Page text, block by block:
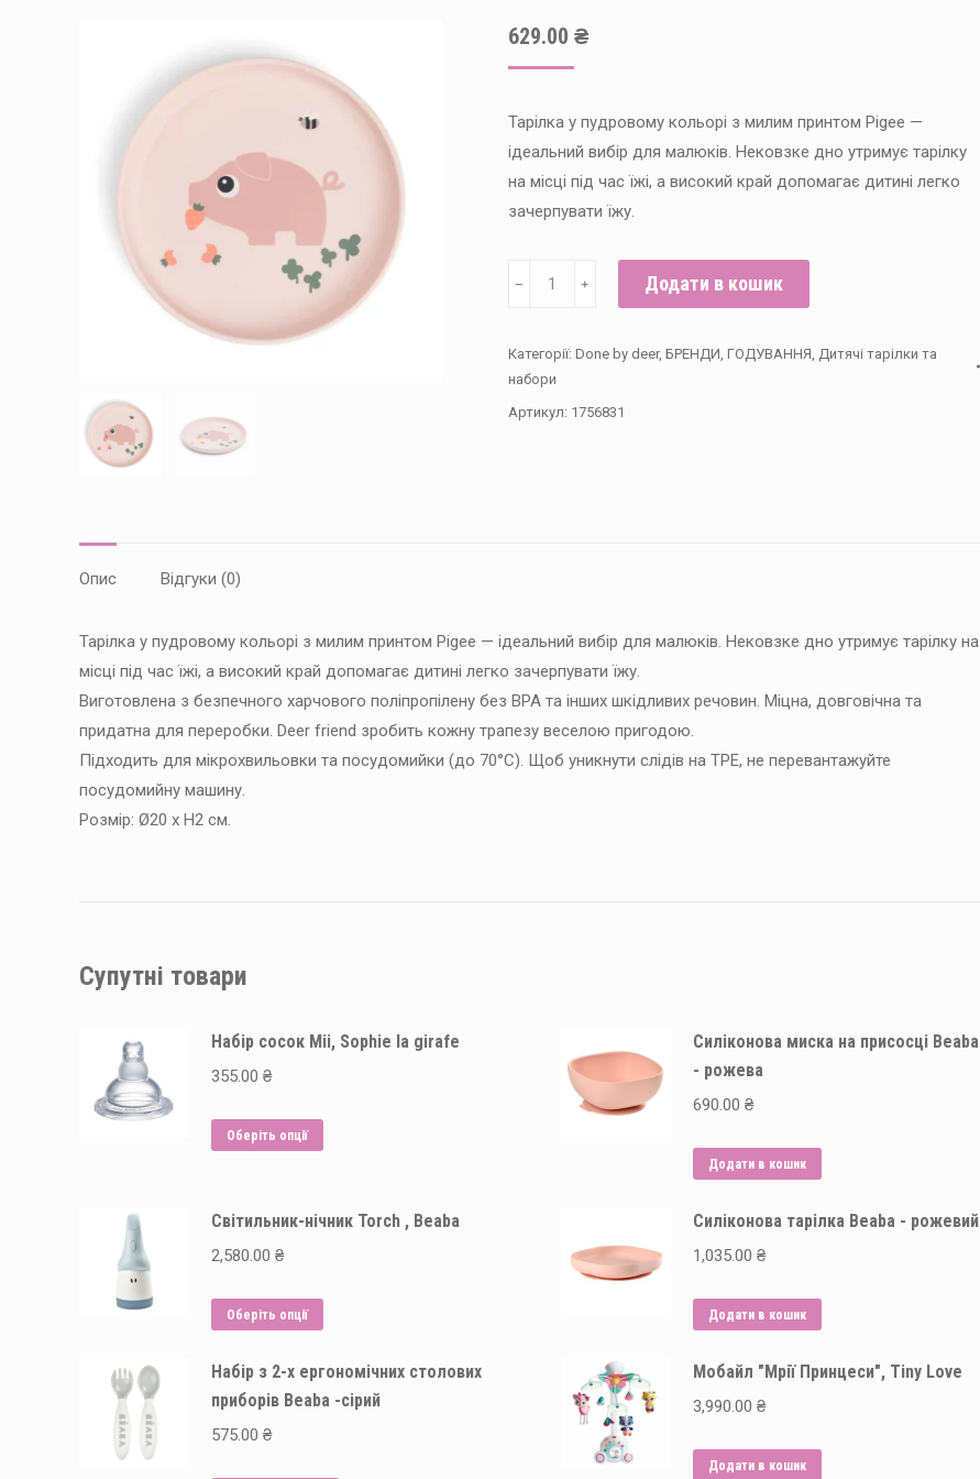
629.00 ₴
Тарілка у пудровому кольорі з милим принтом Pigee —
ідеальний вибір для малюків. Нековзке дно утримує тарілку
на місці під час їжі, а високий край допомагає дитині легко
зачерпувати їжу.
Тарілка
deer
farm,
﹣ ﹢ Додати в кошик
Категорії: Done by deer, БРЕНДИ, ГОДУВАННЯ, Дитячі тарілки та
набори
Артикул: 1756831
Опис Відгуки (0)
Тарілка у пудровому кольорі з милим принтом Pigee — ідеальний вибір для малюків. Нековзке дно утримує тарілку на
місці під час їжі, а високий край допомагає дитині легко зачерпувати їжу.
Виготовлена з безпечного харчового поліпропілену без BPA та інших шкідливих речовин. Міцна, довговічна та
придатна для переробки. Deer friend зробить кожну трапезу веселою пригодою.
Підходить для мікрохвильовки та посудомийки (до 70°C). Щоб уникнути слідів на TPE, не перевантажуйте
посудомийну машину.
Розмір: Ø20 x H2 см.
Супутні товари
Набір сосок Mii, Sophie la girafe
355.00 ₴
Оберіть опції
кілька
на
сторінці
Силіконова миска на присосці Beaba
- рожева
690.00 ₴
Додати в кошик
Світильник-нічник Torch , Beaba
2,580.00 ₴
Оберіть опції
має
кілька
Силіконова тарілка Beaba - рожевий
1,035.00 ₴
Додати в кошик
Набір з 2-х ергономічних столових
приборів Beaba -сірий
575.00 ₴
Мобайл "Мрії Принцеси", Tiny Love
3,990.00 ₴
Додати в кошик